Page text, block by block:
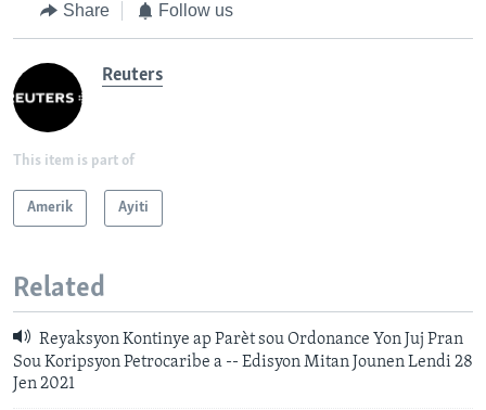
Share Follow us
Reuters
This item is part of
Amerik Ayiti
Related
Reyaksyon Kontinye ap Parèt sou Ordonance Yon Juj Pran
Sou Koripsyon Petrocaribe a -- Edisyon Mitan Jounen Lendi 28
Jen 2021